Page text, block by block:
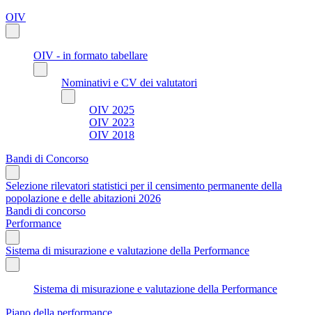
OIV
OIV - in formato tabellare
Nominativi e CV dei valutatori
OIV 2025
OIV 2023
OIV 2018
Bandi di Concorso
Selezione rilevatori statistici per il censimento permanente della
popolazione e delle abitazioni 2026
Bandi di concorso
Performance
Sistema di misurazione e valutazione della Performance
Sistema di misurazione e valutazione della Performance
Piano della performance